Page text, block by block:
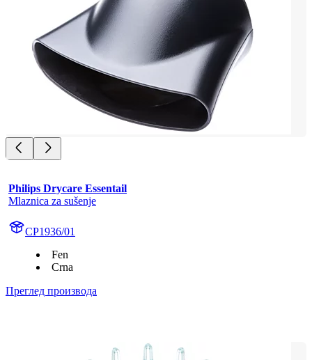
Philips Drycare Essentail
Mlaznica za sušenje
CP1936/01
Fen
Crna
Преглед производа